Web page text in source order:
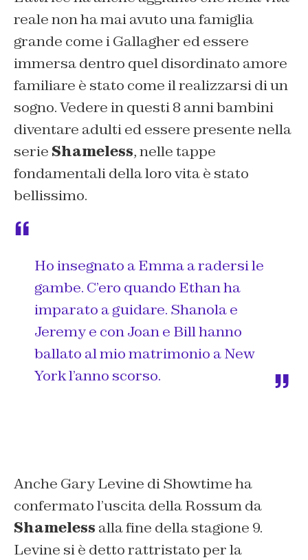
reale non ha mai avuto una famiglia
grande come i Gallagher ed essere
immersa dentro quel disordinato amore
familiare è stato come il realizzarsi di un
sogno. Vedere in questi 8 anni bambini
diventare adulti ed essere presente nella
serie Shameless, nelle tappe
fondamentali della loro vita è stato
bellissimo.
Ho insegnato a Emma a radersi le
gambe. C’ero quando Ethan ha
imparato a guidare. Shanola e
Jeremy e con Joan e Bill hanno
ballato al mio matrimonio a New
York l’anno scorso.
Anche Gary Levine di Showtime ha
confermato l’uscita della Rossum da
Shameless alla fine della stagione 9.
Levine si è detto rattristato per la